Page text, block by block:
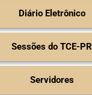
Diário Eletrônico
Sessões do TCE-PR
Servidores